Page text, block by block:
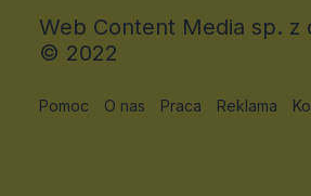
Web Content Media sp. z
© 2022
Pomoc O nas Praca Reklama